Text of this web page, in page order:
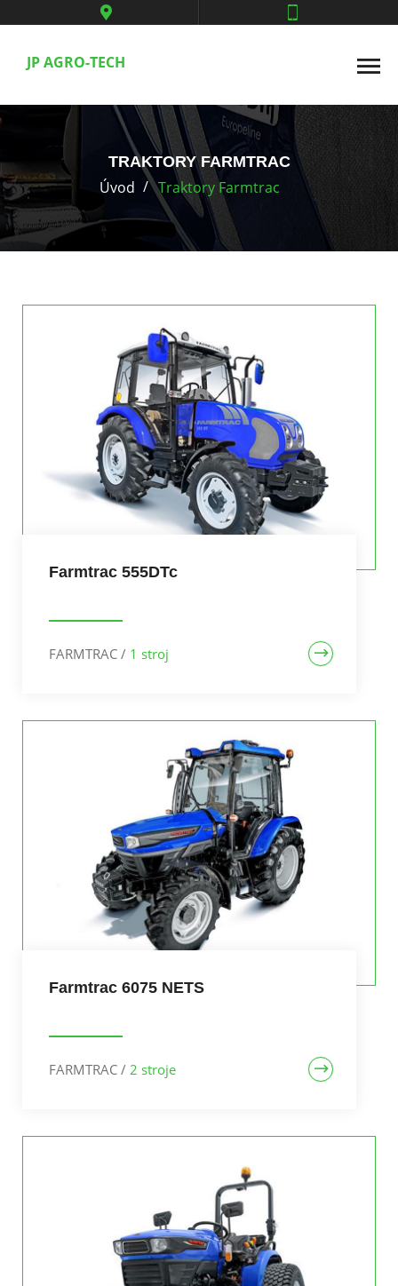
JP AGRO-TECH
TRAKTORY FARMTRAC
Úvod Traktory Farmtrac
Farmtrac 555DTc
FARMTRAC / 1 stroj
Farmtrac 6075 NETS
FARMTRAC / 2 stroje